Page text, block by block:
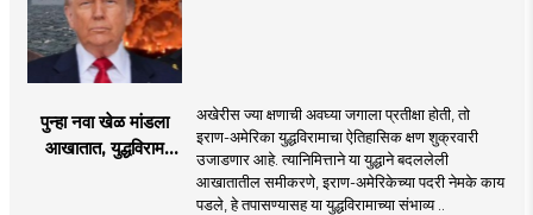
पुन्हा नवा खेळ मांडला
आखातात, युद्धविराम
अखेरीस ज्या क्षणाची अवघ्या जगाला प्रतीक्षा होती, तो
इराण-अमेरिका युद्धविरामाचा ऐतिहासिक क्षण शुक्रवारी
उजाडणार आहे. त्यानिमित्ताने या युद्धाने बदललेली
आखातातील समीकरणे, इराण-अमेरिकेच्या पदरी नेमके काय
पडले, हे तपासण्यासह या युद्धविरामाच्या संभाव्य ..